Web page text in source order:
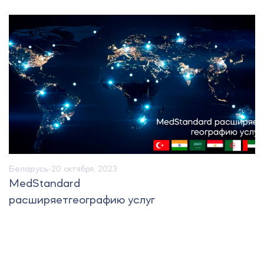
Беларусь 20 октября, 2023
MedStandard
расширяетгеографию услуг